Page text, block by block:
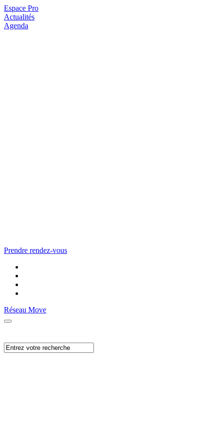
Espace Pro
Actualités
Agenda
Prendre rendez-vous
Réseau Move